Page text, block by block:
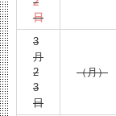
日
3
月
2
3
日
（月）